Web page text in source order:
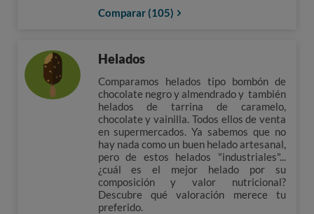
Comparar (105)
Helados
Comparamos helados tipo bombón de
chocolate negro y almendrado y también
helados de tarrina de caramelo,
chocolate y vainilla. Todos ellos de venta
en supermercados. Ya sabemos que no
hay nada como un buen helado artesanal,
pero de estos helados "industriales"...
¿cuál es el mejor helado por su
composición y valor nutricional?
Descubre qué valoración merece tu
preferido.